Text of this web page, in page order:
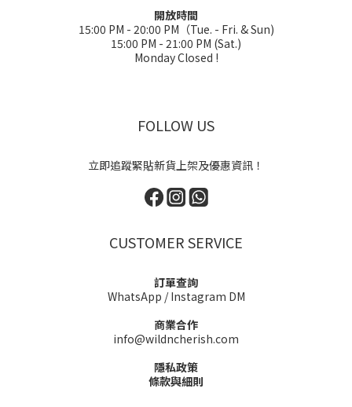
開放時間
15:00 PM - 20:00 PM（Tue. - Fri. & Sun)
15:00 PM - 21:00 PM (Sat.)
Monday Closed !
FOLLOW US
立即追蹤緊貼新貨上架及優惠資訊！
CUSTOMER SERVICE
訂單查詢
WhatsApp /Instagram DM
商業合作
info@wildncherish.com
隱私政策
條款與細則